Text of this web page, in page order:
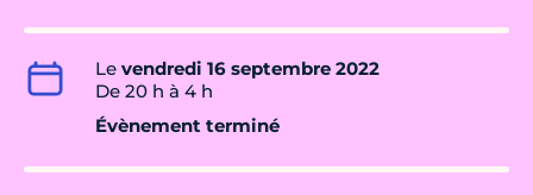
Le vendredi 16 septembre 2022
De 20 h à 4 h
Évènement terminé